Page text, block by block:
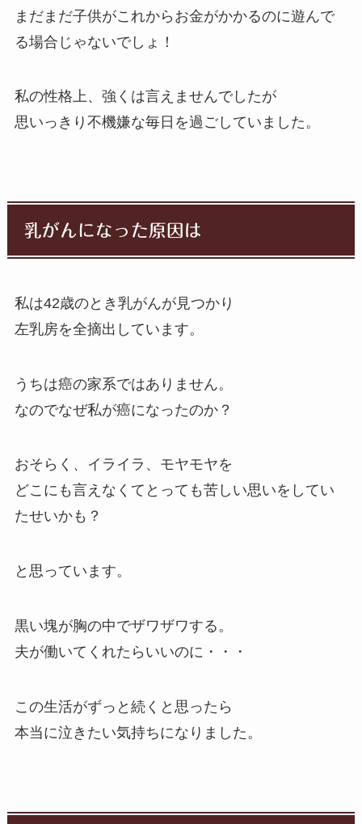
まだまだ子供がこれからお金がかかるのに遊んで
る場合じゃないでしょ！
私の性格上、強くは言えませんでしたが
思いっきり不機嫌な毎日を過ごしていました。
乳がんになった原因は
私は42歳のとき乳がんが見つかり
左乳房を全摘出しています。
うちは癌の家系ではありません。
なのでなぜ私が癌になったのか？
おそらく、イライラ、モヤモヤを
どこにも言えなくてとっても苦しい思いをしてい
たせいかも？
と思っています。
黒い塊が胸の中でザワザワする。
夫が働いてくれたらいいのに・・・
この生活がずっと続くと思ったら
本当に泣きたい気持ちになりました。